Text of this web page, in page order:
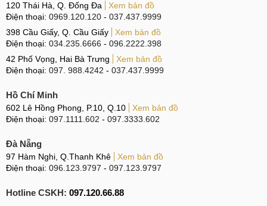
120 Thái Hà, Q. Đống Đa
Xem bản đồ
Điện thoại: 0969.120.120 - 037.437.9999
398 Cầu Giấy, Q. Cầu Giấy
Xem bản đồ
Điện thoại: 034.235.6666 - 096.2222.398
42 Phố Vọng, Hai Bà Trưng
Xem bản đồ
Điện thoại: 097. 988.4242 - 037.437.9999
Hồ Chí Minh
602 Lê Hồng Phong, P.10, Q.10
Xem bản đồ
Điện thoại: 097.1111.602 - 097.3333.602
Đà Nẵng
97 Hàm Nghi, Q.Thanh Khê
Xem bản đồ
Điện thoại: 096.123.9797 - 097.123.9797
Hotline CSKH: 097.120.66.88